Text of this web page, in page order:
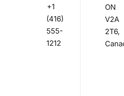
+1
(416)
555-
1212
ON
V2A
2T6,